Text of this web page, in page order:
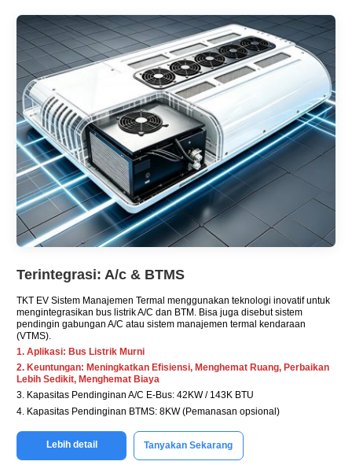
Terintegrasi: A/c & BTMS
TKT EV Sistem Manajemen Termal menggunakan teknologi inovatif untuk
mengintegrasikan bus listrik A/C dan BTM. Bisa juga disebut sistem
pendingin gabungan A/C atau sistem manajemen termal kendaraan
(VTMS).
1. Aplikasi: Bus Listrik Murni
2. Keuntungan: Meningkatkan Efisiensi, Menghemat Ruang, Perbaikan
Lebih Sedikit, Menghemat Biaya
3. Kapasitas Pendinginan A/C E-Bus: 42KW / 143K BTU
4. Kapasitas Pendinginan BTMS: 8KW (Pemanasan opsional)
Lebih detail Tanyakan Sekarang